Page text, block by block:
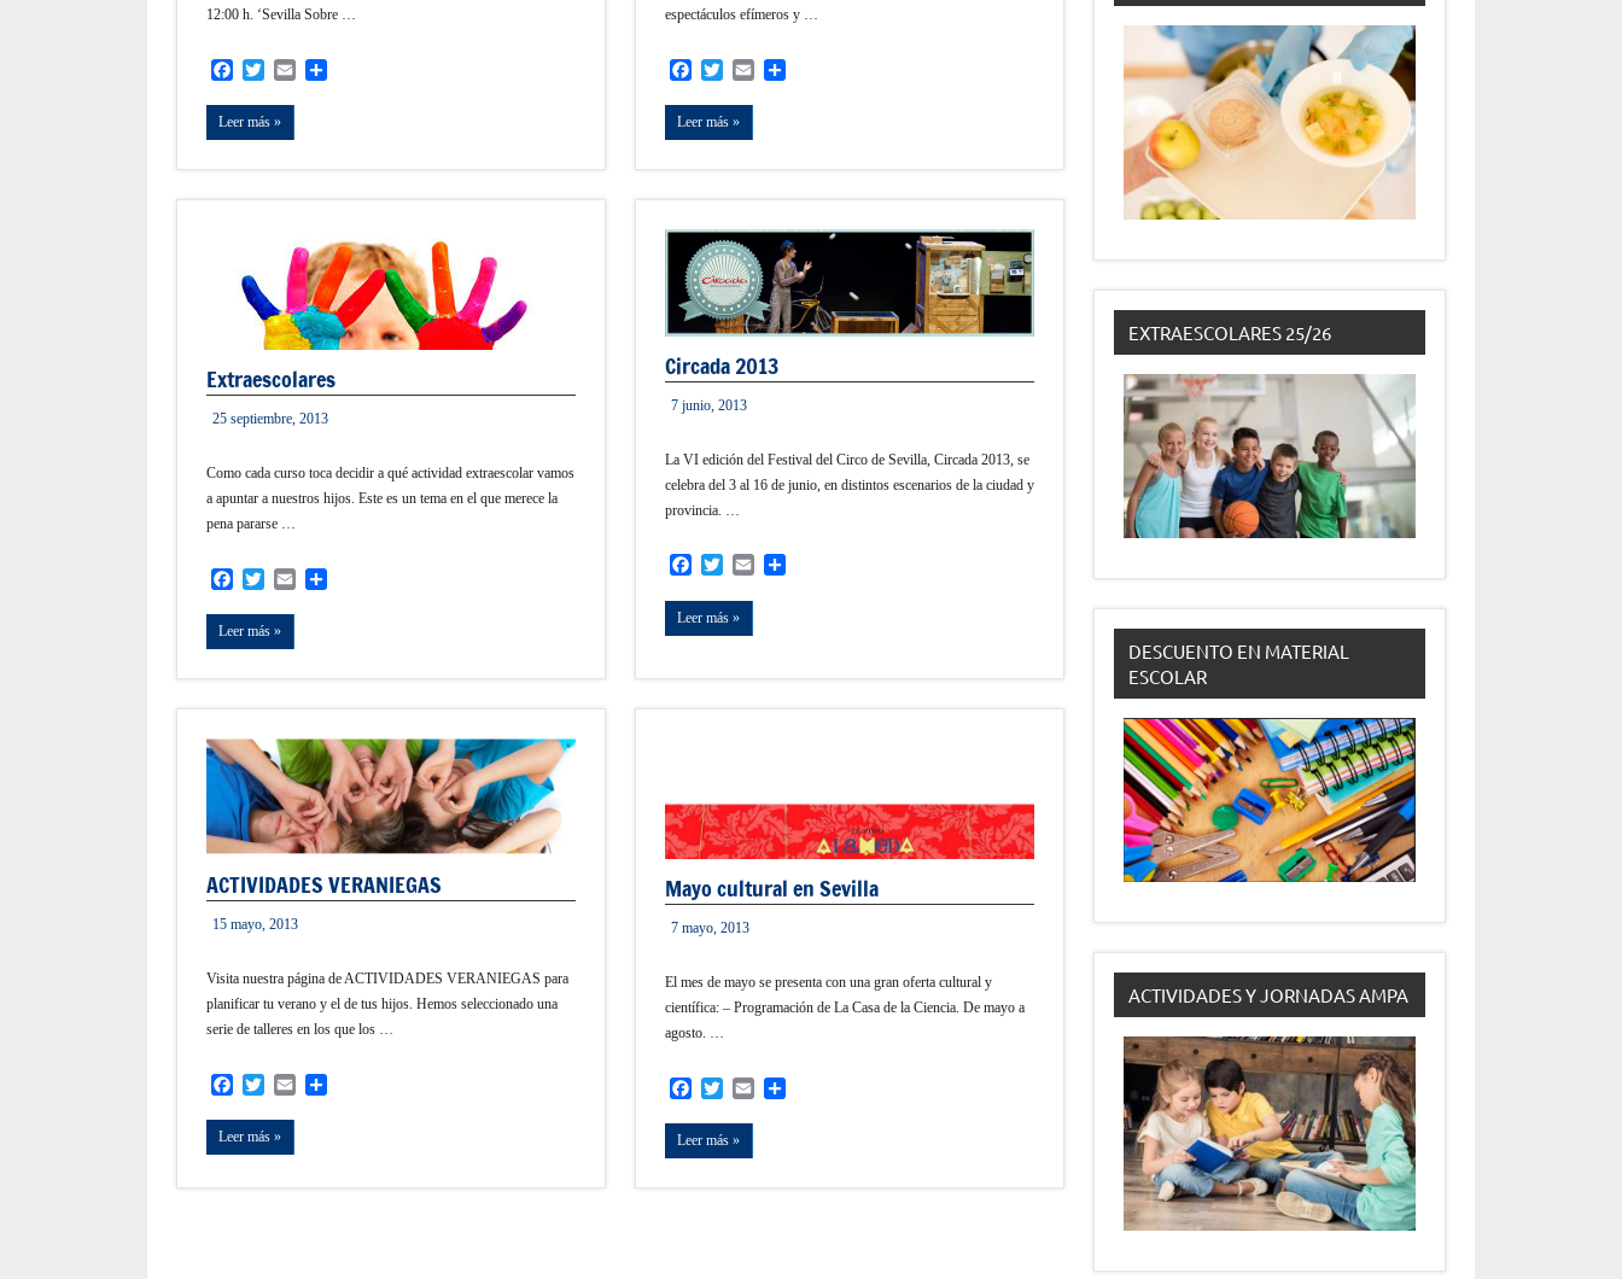
12:00 h. ‘Sevilla Sobre …
FacebookTwitterEmail
Leer más
espectáculos efímeros y …
FacebookTwitterEmail
Leer más
Extraescolares
25 septiembre, 2013
informacion
Como cada curso toca decidir a qué actividad extraescolar vamos
a apuntar a nuestros hijos. Este es un tema en el que merece la
pena pararse …
FacebookTwitterEmail
Leer más
Circada 2013
7 junio, 2013
informacion
La VI edición del Festival del Circo de Sevilla, Circada 2013, se
celebra del 3 al 16 de junio, en distintos escenarios de la ciudad y
provincia. …
FacebookTwitterEmail
Leer más
ACTIVIDADES VERANIEGAS
15 mayo, 2013
informacion
Visita nuestra página de ACTIVIDADES VERANIEGAS para
planificar tu verano y el de tus hijos. Hemos seleccionado una
serie de talleres en los que los …
FacebookTwitterEmail
Leer más
Mayo cultural en Sevilla
7 mayo, 2013
informacion
El mes de mayo se presenta con una gran oferta cultural y
científica: – Programación de La Casa de la Ciencia. De mayo a
agosto. …
FacebookTwitterEmail
Leer más
EXTRAESCOLARES 25/26
DESCUENTO EN MATERIAL
ESCOLAR
ACTIVIDADES Y JORNADAS AMPA